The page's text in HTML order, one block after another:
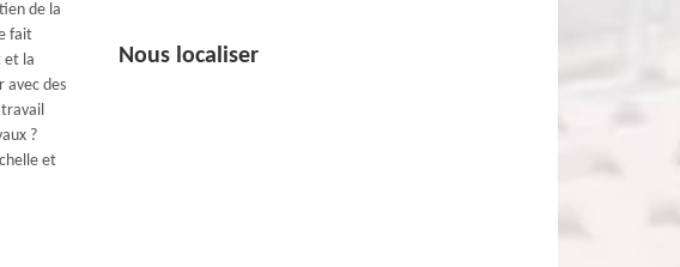
de la
fait
et la
avec des
travail
?
et
Nous localiser